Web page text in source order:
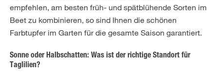
empfehlen, am besten früh- und spätblühende Sorten im
Beet zu kombinieren, so sind Ihnen die schönen
Farbtupfer im Garten für die gesamte Saison garantiert.
Sonne oder Halbschatten: Was ist der richtige Standort für
Taglilien?